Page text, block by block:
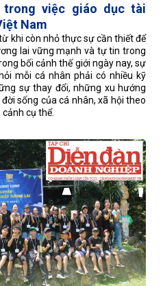
trong việc giáo dục tài
Nam
khi còn nhỏ thực sự cần thiết để
lai vững mạnh và tự tin trong
bối cảnh thế giới ngày nay, sự
mỗi cá nhân phải có nhiều kỹ
sự thay đổi, những xu hướng
sống của cá nhân, xã hội theo
cụ thể.